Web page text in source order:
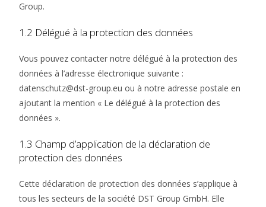
Group.
1.2 Délégué à la protection des données
Vous pouvez contacter notre délégué à la protection des
données à l’adresse électronique suivante :
datenschutz@dst-group.eu ou à notre adresse postale en
ajoutant la mention « Le délégué à la protection des
données ».
1.3 Champ d’application de la déclaration de
protection des données
Cette déclaration de protection des données s’applique à
tous les secteurs de la société DST Group GmbH. Elle